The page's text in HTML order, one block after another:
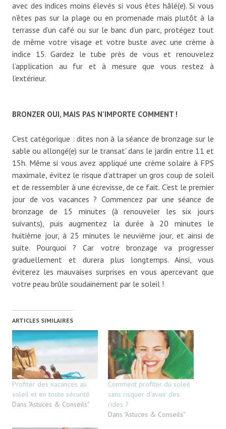
avec des indices moins élevés si vous êtes hâlé(e). Si vous
n’êtes pas sur la plage ou en promenade mais plutôt à la
terrasse d’un café ou sur le banc d’un parc, protégez tout
de même votre visage et votre buste avec une crème à
indice 15. Gardez le tube près de vous et renouvelez
l’application au fur et à mesure que vous restez à
l’extérieur.
BRONZER OUI, MAIS PAS N’IMPORTE COMMENT !
C’est catégorique : dites non à la séance de bronzage sur le
sable ou allongé(e) sur le transat’ dans le jardin entre 11 et
15h. Même si vous avez appliqué une crème solaire à FPS
maximale, évitez le risque d’attraper un gros coup de soleil
et de ressembler à une écrevisse, de ce fait. C’est le premier
jour de vos vacances ? Commencez par une séance de
bronzage de 15 minutes (à renouveler les six jours
suivants), puis augmentez la durée à 20 minutes le
huitième jour, à 25 minutes le neuvième jour, et ainsi de
suite. Pourquoi ? Car votre bronzage va progresser
graduellement et durera plus longtemps. Ainsi, vous
éviterez les mauvaises surprises en vous apercevant que
votre peau brûle soudainement par le soleil !
ARTICLES SIMILAIRES
Profiter des vacances au
soleil et en toute sécurité
Dans "Astuces & Conseils"
Comment profiter du soleil
sans risquer d’avoir des
rides ?
Dans "Astuces & Conseils"